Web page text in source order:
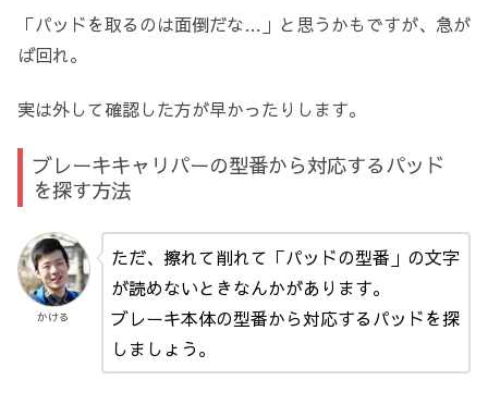
「パッドを取るのは面倒だな…」と思うかもですが、急が
ば回れ。
実は外して確認した方が早かったりします。
ブレーキキャリパーの型番から対応するパッド
を探す方法
かける
ただ、擦れて削れて「パッドの型番」の文字
が読めないときなんかがあります。
ブレーキ本体の型番から対応するパッドを探
しましょう。